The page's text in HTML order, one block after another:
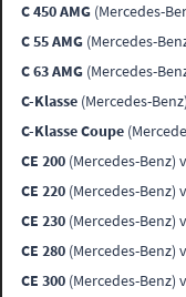
C 450 AMG (Mercedes-
C 55 AMG (Mercedes-
C 63 AMG (Mercedes-
C-Klasse (Mercedes-
C-Klasse Coupe
CE 200 (Mercedes-Benz)
CE 220 (Mercedes-Benz)
CE 230 (Mercedes-Benz)
CE 280 (Mercedes-Benz)
CE 300 (Mercedes-Benz)